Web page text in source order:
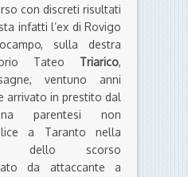
con discreti risultati
infatti l’ex di Rovigo
sulla destra
Tateo Triarico,
ventuno anni
arrivato in prestito dal
parentesi non
a Taranto nella
dello scorso
da attaccante a